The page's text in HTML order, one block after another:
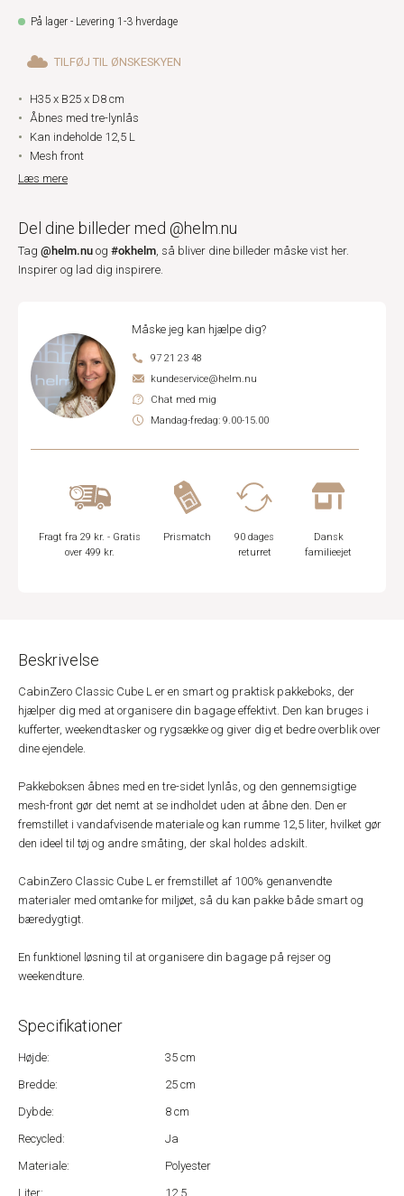
På lager - Levering 1-3 hverdage
TILFØJ TIL ØNSKESKYEN
H35 x B25 x D8 cm
Åbnes med tre-lynlås
Kan indeholde 12,5 L
Mesh front
Læs mere
Del dine billeder med @helm.nu
Tag @helm.nu og #okhelm, så bliver dine billeder måske vist her.
Inspirer og lad dig inspirere.
Måske jeg kan hjælpe dig?
97 21 23 48
kundeservice@helm.nu
Chat med mig
Mandag-fredag: 9.00-15.00
Fragt fra 29 kr. - Gratis
over 499 kr.
Prismatch
90 dages
returret
Dansk
familieejet
Beskrivelse
CabinZero Classic Cube L er en smart og praktisk pakkeboks, der
hjælper dig med at organisere din bagage effektivt. Den kan bruges i
kufferter, weekendtasker og rygsække og giver dig et bedre overblik over
dine ejendele.
Pakkeboksen åbnes med en tre-sidet lynlås, og den gennemsigtige
mesh-front gør det nemt at se indholdet uden at åbne den. Den er
fremstillet i vandafvisende materiale og kan rumme 12,5 liter, hvilket gør
den ideel til tøj og andre småting, der skal holdes adskilt.
CabinZero Classic Cube L er fremstillet af 100% genanvendte
materialer med omtanke for miljøet, så du kan pakke både smart og
bæredygtigt.
En funktionel løsning til at organisere din bagage på rejser og
weekendture.
Specifikationer
Højde:
35 cm
Bredde:
25 cm
Dybde:
8 cm
Recycled:
Ja
Materiale:
Polyester
Liter:
12,5